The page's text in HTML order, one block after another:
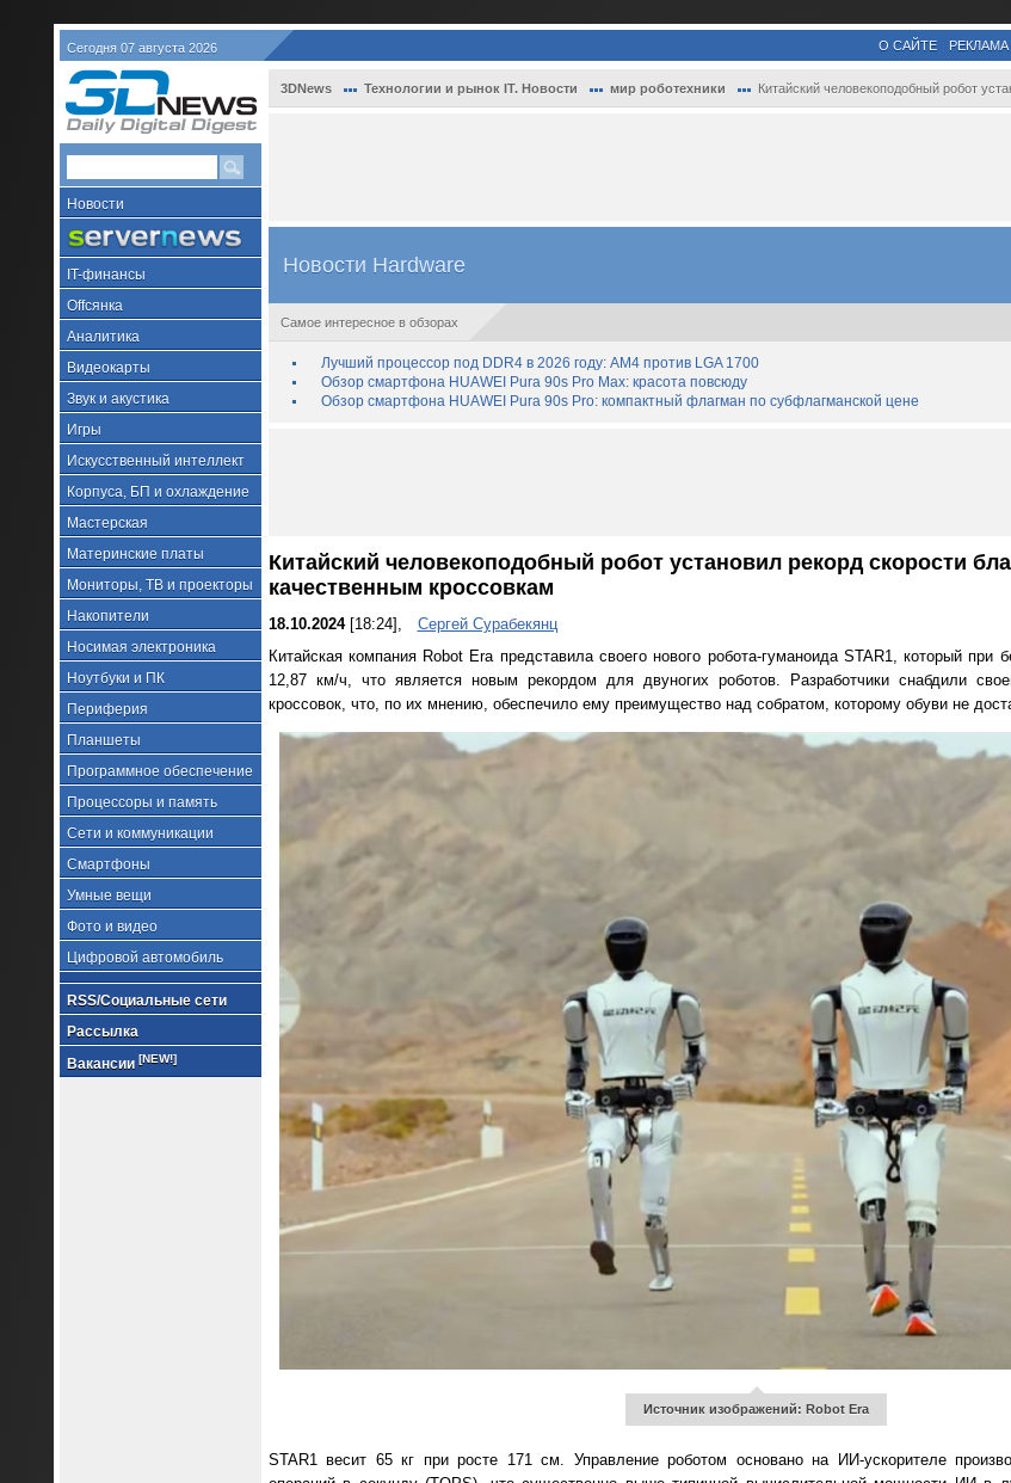
Сегодня 07 августа 2026 О САЙТЕ РЕКЛАМА
Новости
IT-финансы
Offсянка
Аналитика
Видеокарты
Звук и акустика
Игры
Искусственный интеллект
Корпуса, БП и охлаждение
Мастерская
Материнские платы
Мониторы, ТВ и проекторы
Накопители
Носимая электроника
Ноутбуки и ПК
Периферия
Планшеты
Программное обеспечение
Процессоры и память
Сети и коммуникации
Смартфоны
Умные вещи
Фото и видео
Цифровой автомобиль
RSS/Социальные сети
Рассылка
Вакансии [NEW!]
3DNews Технологии и рынок IT. Новости мир роботехники Китайский человекоподобный робот
Новости Hardware
Самое интересное в обзорах
Лучший процессор под DDR4 в 2026 году: AM4 против LGA 1700
Обзор смартфона HUAWEI Pura 90s Pro Max: красота повсюду
Обзор смартфона HUAWEI Pura 90s Pro: компактный флагман по субфлагманской цене
Китайский человекоподобный робот установил рекорд скорости
качественным кроссовкам
18.10.2024[18:24],
Сергей Сурабекянц
Китайская компания Robot Era представила своего нового робота-гуманоида STAR1, который при
12,87 км/ч, что является новым рекордом для двуногих роботов. Разработчики снабдили
кроссовок, что, по их мнению, обеспечило ему преимущество над собратом, которому обуви не
Источник изображений: Robot Era
STAR1 весит 65 кг при росте 171 см. Управление роботом основано на ИИ-ускорителе